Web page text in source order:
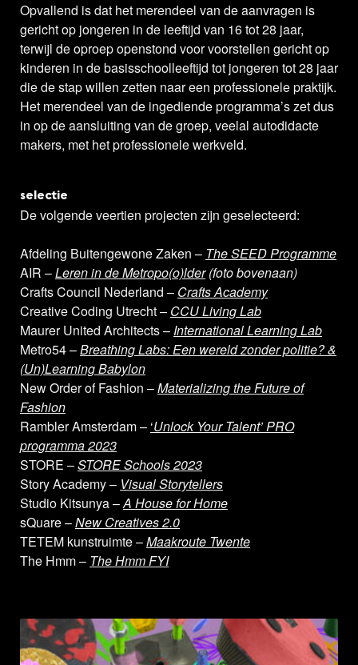
Opvallend is dat het merendeel van de aanvragen is
gericht op jongeren in de leeftijd van 16 tot 28 jaar,
terwijl de oproep openstond voor voorstellen gericht op
kinderen in de basisschoolleeftijd tot jongeren tot 28 jaar
die de stap willen zetten naar een professionele praktijk.
Het merendeel van de ingediende programma’s zet dus
in op de aansluiting van de groep, veelal autodidacte
makers, met het professionele werkveld.
selectie
De volgende veertien projecten zijn geselecteerd:
Afdeling Buitengewone Zaken – The SEED Programme
AIR –Leren in de Metropo(o)lder(foto bovenaan)
Crafts Council Nederland – Crafts Academy
Creative Coding Utrecht – CCU Living Lab
Maurer United Architects –International Learning Lab
Metro54 –Breathing Labs: Een wereld zonder politie?&
(Un)LearningBabylon
New Order of Fashion –Materializing the Future of
Fashion
Rambler Amsterdam – ‘Unlock Your Talent’ PRO
programma 2023
STORE –STORE Schools 2023
Story Academy – Visual Storytellers
Studio Kitsunya –A House for Home
sQuare –New Creatives 2.0
TETEM kunstruimte –Maakroute Twente
The Hmm – The Hmm FYI